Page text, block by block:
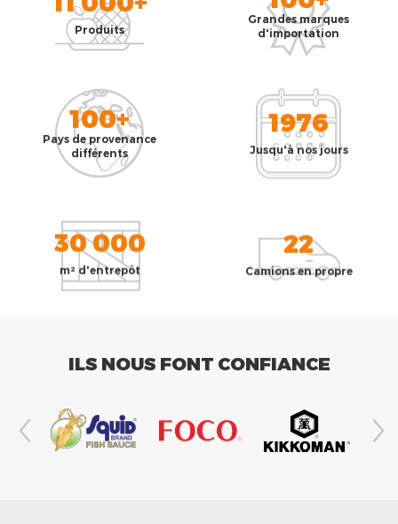
Produits
Grandes marques
d'importation
100+
Pays de provenance
différents
1976
Jusqu'à nos jours
30 000
m² d'entrepôt
22
Camions en propre
ILS NOUS FONT CONFIANCE